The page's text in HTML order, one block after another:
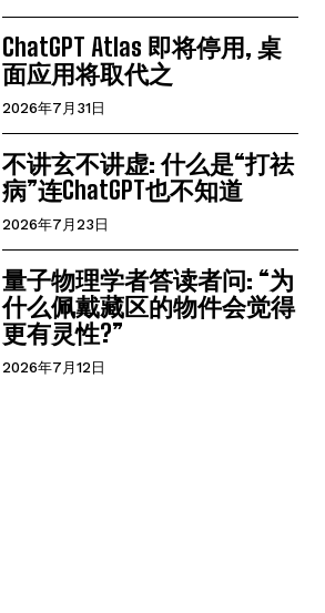
ChatGPT Atlas 即将停用, 桌
面应用将取代之
2026年7月31日
不讲玄不讲虚: 什么是“打祛
病”连ChatGPT也不知道
2026年7月23日
量子物理学者答读者问: “为
什么佩戴藏区的物件会觉得
更有灵性?”
2026年7月12日